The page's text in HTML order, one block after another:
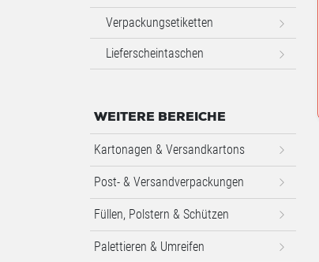
Verpackungsetiketten
Lieferscheintaschen
WEITERE BEREICHE
Kartonagen & Versandkartons
Post- & Versandverpackungen
Füllen, Polstern & Schützen
Palettieren & Umreifen